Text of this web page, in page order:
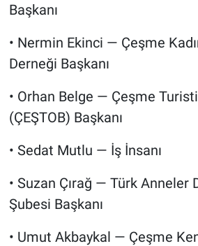
Başkanı
• Nermin Ekinci — Çeşme
Derneği Başkanı
• Orhan Belge — Çeşme
(ÇEŞTOB) Başkanı
• Sedat Mutlu — İş İnsanı
• Suzan Çırağ — Türk Anneler
Şubesi Başkanı
• Umut Akbaykal — Çeşme